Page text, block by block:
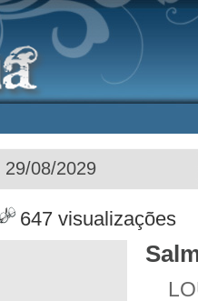
08/2029
647 visualizações